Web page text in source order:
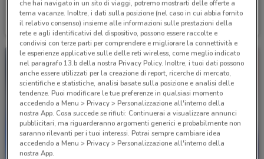
TIM
Scade il 07/09 427 m
TIM
Scade il 30/08
che hai navigato in un sito di viaggi, potremo mostrarti delle offerte a
tema vacanze. Inoltre, i dati sulla posizione (nel caso in cui abbia fornito
il relativo consenso) insieme alle informazioni sulle prestazioni della
rete e agli identificativi del dispositivo, possono essere raccolte e
condivisi con terze parti per comprendere e migliorare la connettività e
le esperienze applicative sulle delle reti wireless, come meglio indicato
nel paragrafo 13.b della nostra Privacy Policy. Inoltre, i tuoi dati possono
anche essere utilizzati per la creazione di report, ricerche di mercato,
scientifiche e statistiche, analisi basate sulla posizione e analisi delle
tendenze. Puoi modificare le tue preferenze in qualsiasi momento
accedendo a Menu > Privacy > Personalizzazione all'interno della
nostra App. Cosa succede se rifiuti: Continuerai a visualizzare annunci
pubblicitari, ma riguarderanno argomenti generici e probabilmente non
saranno rilevanti per i tuoi interessi. Potrai sempre cambiare idea
accedendo a Menu > Privacy > Personalizzazione all'interno della
nostra App.